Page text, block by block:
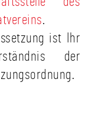
.
ist Ihr
der